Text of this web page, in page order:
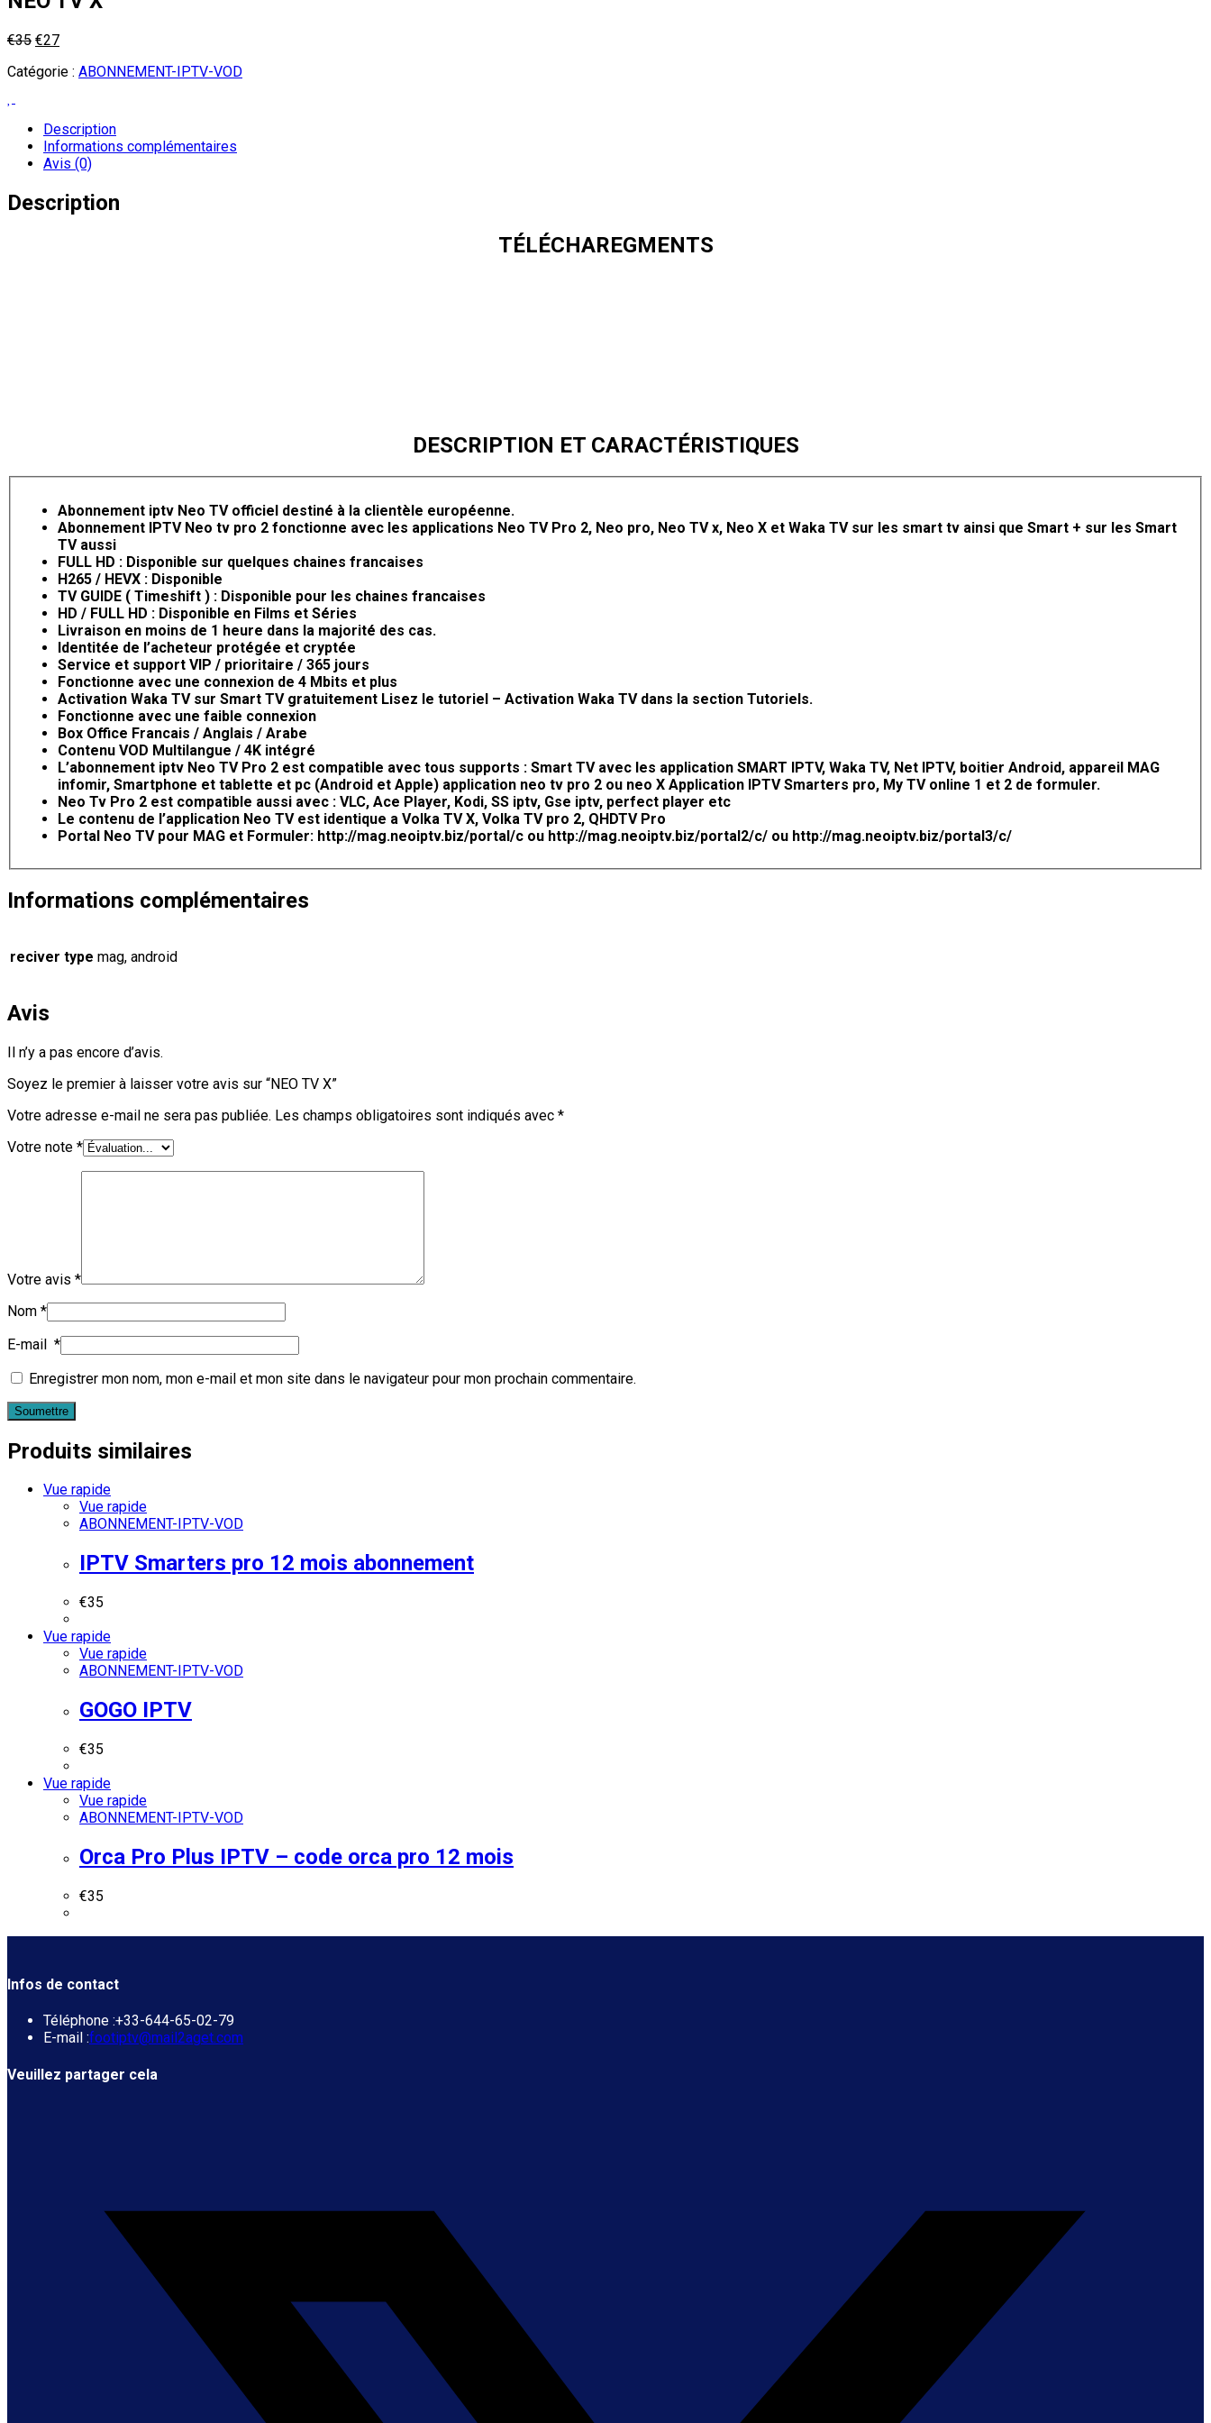
€35 Le
initial
€27Le
actuel
Catégorie : ABONNEMENT-IPTV-VOD
Description
Informations complémentaires
Avis (0)
Description
TÉLÉCHAREGMENTS
DESCRIPTION ET CARACTÉRISTIQUES
Abonnement iptv Neo TV officiel destiné à la clientèle européenne.
Abonnement IPTV Neo tv pro 2 fonctionne avec les applications Neo TV Pro 2, Neo pro, Neo TV x, Neo X et Waka TV sur les smart tv ainsi que Smart + sur les Smart
TV aussi
FULL HD : Disponible sur quelques chaines francaises
H265 / HEVX : Disponible
TV GUIDE ( Timeshift ) : Disponible pour les chaines francaises
HD / FULL HD : Disponible en Films et Séries
Livraison en moins de 1 heure dans la majorité des cas.
Identitée de l’acheteur protégée et cryptée
Service et support VIP / prioritaire / 365 jours
Fonctionne avec une connexion de 4 Mbits et plus
Activation Waka TV sur Smart TV gratuitement Lisez le tutoriel – Activation Waka TV dans la section Tutoriels.
Fonctionne avec une faible connexion
Box Office Francais / Anglais / Arabe
Contenu VOD Multilangue / 4K intégré
L’abonnement iptv Neo TV Pro 2 est compatible avec tous supports : Smart TV avec les application SMART IPTV, Waka TV, Net IPTV, boitier Android, appareil MAG
infomir, Smartphone et tablette et pc (Android et Apple) application neo tv pro 2 ou neo X Application IPTV Smarters pro, My TV online 1 et 2 de formuler.
Neo Tv Pro 2 est compatible aussi avec : VLC, Ace Player, Kodi, SS iptv, Gse iptv, perfect player etc
Le contenu de l’application Neo TV est identique a Volka TV X, Volka TV pro 2, QHDTV Pro
Portal Neo TV pour MAG et Formuler: http://mag.neoiptv.biz/portal/c ou http://mag.neoiptv.biz/portal2/c/ ou http://mag.neoiptv.biz/portal3/c/
Informations complémentaires
reciver type mag, android
Avis
Il n’y a pas encore d’avis.
Soyez le premier à laisser votre avis sur “NEO TV X”
Votre adresse e-mail ne sera pas publiée. Les champs obligatoires sont indiqués avec *
Votre note *
Votre avis *
Nom *
E-mail *
Enregistrer mon nom, mon e-mail et mon site dans le navigateur pour mon prochain commentaire.
Produits similaires
Vue rapide
Vue rapide
ABONNEMENT-IPTV-VOD
IPTV Smarters pro 12 mois abonnement
€35
Vue rapide
Vue rapide
ABONNEMENT-IPTV-VOD
GOGO IPTV
€35
Vue rapide
Vue rapide
ABONNEMENT-IPTV-VOD
Orca Pro Plus IPTV – code orca pro 12 mois
€35
Infos de contact
Téléphone :+33-644-65-02-79
E-mail :footiptv@mail2aget.com
Veuillez partager cela